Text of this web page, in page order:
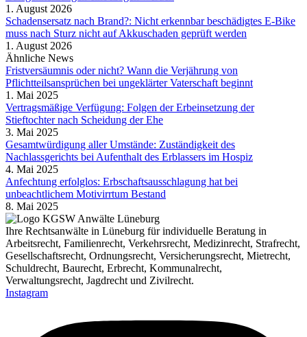
1. August 2026
Schadensersatz nach Brand?: Nicht erkennbar beschädigtes E-Bike
muss nach Sturz nicht auf Akkuschaden geprüft werden
1. August 2026
Ähnliche News
Fristversäumnis oder nicht? Wann die Verjährung von
Pflichtteilsansprüchen bei ungeklärter Vaterschaft beginnt
1. Mai 2025
Vertragsmäßige Verfügung: Folgen der Erbeinsetzung der
Stieftochter nach Scheidung der Ehe
3. Mai 2025
Gesamtwürdigung aller Umstände: Zuständigkeit des
Nachlassgerichts bei Aufenthalt des Erblassers im Hospiz
4. Mai 2025
Anfechtung erfolglos: Erbschaftsausschlagung hat bei
unbeachtlichem Motivirrtum Bestand
8. Mai 2025
Ihre Rechtsanwälte in Lüneburg für individuelle Beratung in
Arbeitsrecht, Familienrecht, Verkehrsrecht, Medizinrecht, Strafrecht,
Gesellschaftsrecht, Ordnungsrecht, Versicherungsrecht, Mietrecht,
Schuldrecht, Baurecht, Erbrecht, Kommunalrecht,
Verwaltungsrecht, Jagdrecht und Zivilrecht.
Instagram